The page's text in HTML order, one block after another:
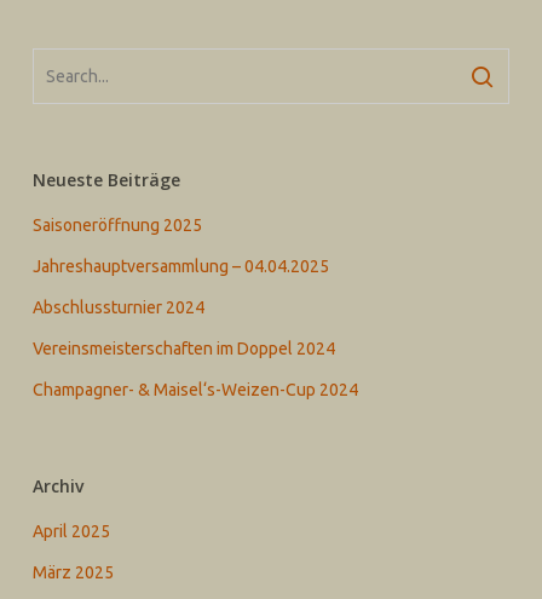
Neueste Beiträge
Saisoneröffnung 2025
Jahreshauptversammlung – 04.04.2025
Abschlussturnier 2024
Vereinsmeisterschaften im Doppel 2024
Champagner- & Maisel‘s-Weizen-Cup 2024
Archiv
April 2025
März 2025